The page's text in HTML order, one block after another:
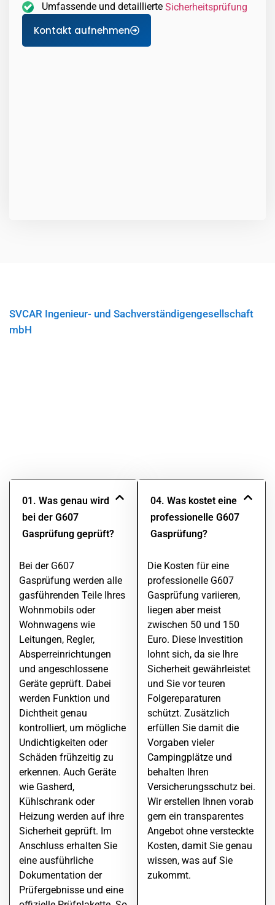
Umfassende und detaillierte Sicherheitsprüfung
Kontakt aufnehmen
SVCAR Ingenieur- und Sachverständigengesellschaft
mbH
01. Was genau wird
bei der G607
Gasprüfung geprüft?
Bei der G607
Gasprüfung werden alle
gasführenden Teile Ihres
Wohnmobils oder
Wohnwagens wie
Leitungen, Regler,
Absperreinrichtungen
und angeschlossene
Geräte geprüft. Dabei
werden Funktion und
Dichtheit genau
kontrolliert, um mögliche
Undichtigkeiten oder
Schäden frühzeitig zu
erkennen. Auch Geräte
wie Gasherd,
Kühlschrank oder
Heizung werden auf ihre
Sicherheit geprüft. Im
Anschluss erhalten Sie
eine ausführliche
Dokumentation der
Prüfergebnisse und eine
04. Was kostet eine
professionelle G607
Gasprüfung?
Die Kosten für eine
professionelle G607
Gasprüfung variieren,
liegen aber meist
zwischen 50 und 150
Euro. Diese Investition
lohnt sich, da sie Ihre
Sicherheit gewährleistet
und Sie vor teuren
Folgereparaturen
schützt. Zusätzlich
erfüllen Sie damit die
Vorgaben vieler
Campingplätze und
behalten Ihren
Versicherungsschutz bei.
Wir erstellen Ihnen vorab
gern ein transparentes
Angebot ohne versteckte
Kosten, damit Sie genau
wissen, was auf Sie
zukommt.